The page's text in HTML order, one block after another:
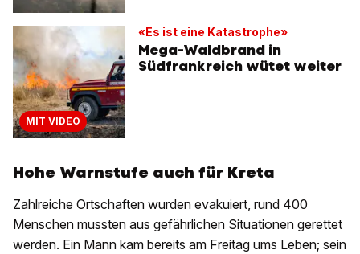
MIT VIDEO
«Es ist eine Katastrophe»
Mega-Waldbrand in
Südfrankreich wütet weiter
Hohe Warnstufe auch für Kreta
Zahlreiche Ortschaften wurden evakuiert, rund 400
Menschen mussten aus gefährlichen Situationen gerettet
werden. Ein Mann kam bereits am Freitag ums Leben; sein